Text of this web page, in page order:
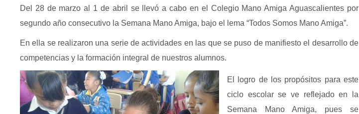
Del 28 de marzo al 1 de abril se llevó a cabo en el Colegio Mano Amiga Aguascalientes por
segundo año consecutivo la Semana Mano Amiga, bajo el lema “Todos Somos Mano Amiga”.
En ella se realizaron una serie de actividades en las que se puso de manifiesto el desarrollo de
competencias y la formación integral de nuestros alumnos.
El logro de los propósitos para este
ciclo escolar se ve reflejado en la
Semana Mano Amiga, pues se